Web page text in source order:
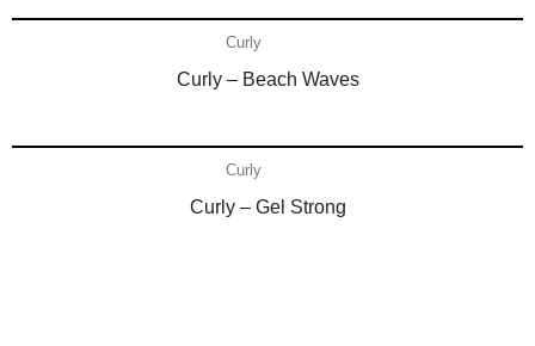
Curly
Curly – Beach Waves
Curly
Curly – Gel Strong